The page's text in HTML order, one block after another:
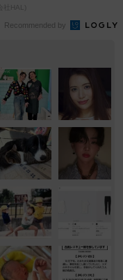
社HAL)
Recommended by